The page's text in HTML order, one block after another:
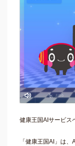
健康王国AIサービス
「健康王国AI」は